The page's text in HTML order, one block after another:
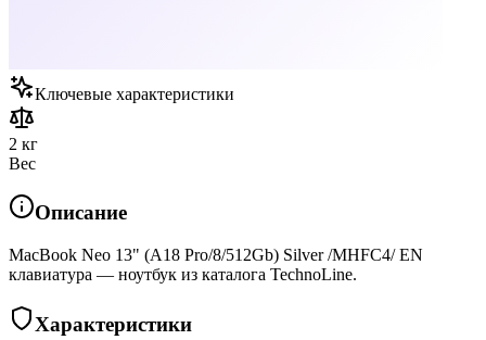
Ключевые характеристики
2 кг
Вес
Описание
MacBook Neo 13" (A18 Pro/8/512Gb) Silver /MHFC4/ EN
клавиатура — ноутбук из каталога TechnoLine.
Характеристики